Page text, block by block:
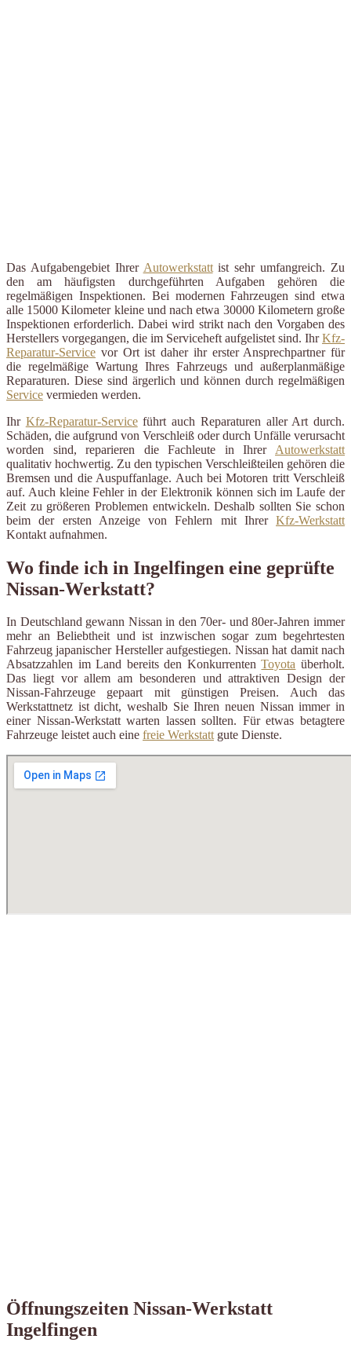
Das Aufgabengebiet Ihrer Autowerkstattist sehr umfangreich. Zu
den am häufigsten durchgeführten Aufgaben gehören die
regelmäßigen Inspektionen. Bei modernen Fahrzeugen sind etwa
alle 15000 Kilometer kleine und nach etwa 30000 Kilometern große
Inspektionen erforderlich. Dabei wird strikt nach den Vorgaben des
Herstellers vorgegangen, die im Serviceheft aufgelistet sind. IhrKfz-
Reparatur-Service vor Ort ist daher ihr erster Ansprechpartner für
die regelmäßige Wartung Ihres Fahrzeugs und außerplanmäßige
Reparaturen. Diese sind ärgerlich und können durch regelmäßigen
Service vermieden werden.
Ihr Kfz-Reparatur-Serviceführt auch Reparaturen aller Art durch.
Schäden, die aufgrund von Verschleiß oder durch Unfälle verursacht
worden sind, reparieren die Fachleute in Ihrer Autowerkstatt
qualitativ hochwertig. Zu den typischen Verschleißteilen gehören die
Bremsen und die Auspuffanlage. Auch bei Motoren tritt Verschleiß
auf. Auch kleine Fehler in der Elektronik können sich im Laufe der
Zeit zu größeren Problemen entwickeln. Deshalb sollten Sie schon
beim der ersten Anzeige von Fehlern mit Ihrer Kfz-Werkstatt
Kontakt aufnahmen.
Wo finde ich in Ingelfingen eine geprüfte
Nissan-Werkstatt?
In Deutschland gewann Nissan in den 70er- und 80er-Jahren immer
mehr an Beliebtheit und ist inzwischen sogar zum begehrtesten
Fahrzeug japanischer Hersteller aufgestiegen. Nissan hat damit nach
Absatzzahlen im Land bereits den KonkurrentenToyota überholt.
Das liegt vor allem am besonderen und attraktiven Design der
Nissan-Fahrzeuge gepaart mit günstigen Preisen. Auch das
Werkstattnetz ist dicht, weshalb Sie Ihren neuen Nissan immer in
einer Nissan-Werkstatt warten lassen sollten. Für etwas betagtere
Fahrzeuge leistet auch eine freie Werkstattgute Dienste.
Öffnungszeiten Nissan-Werkstatt
Ingelfingen